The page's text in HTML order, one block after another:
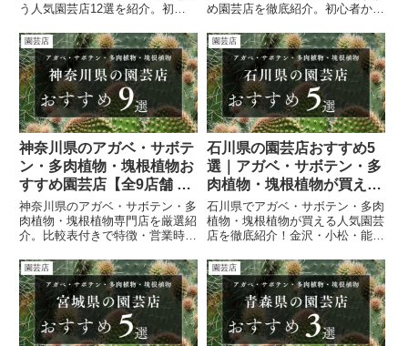
う人気園芸店12選を紹介。初心
の特徴やSNS、営業時間、MAP
リンク付きで徹底解説。
め園芸店を徹底紹介。初心者から
を一覧表と詳細解説でわかりやす
くまとめました。希少植物や珍奇
植物を探す方必見！
園芸店
神奈川県のアガベ・サボテ
ン・多肉植物・塊根植物お
すすめ園芸店【全9店舗 比
較ガイド】
神奈川県のアガベ・サボテン・多
肉植物・塊根植物専門店を厳選紹
介。比較表付きで特徴・営業時
らマニアまで必見の園芸店ガイ
ド。
園芸店
石川県の園芸店おすすめ5
選｜アガベ・サボテン・多
肉植物・塊根植物が買える
人気ショップまとめ
石川県でアガベ・サボテン・多肉
植物・塊根植物が買える人気園芸
店を徹底紹介！金沢・小松・能美
で解説。初心者からコレクターま
で満足できる保存版ガイドです。
園芸店 園芸店